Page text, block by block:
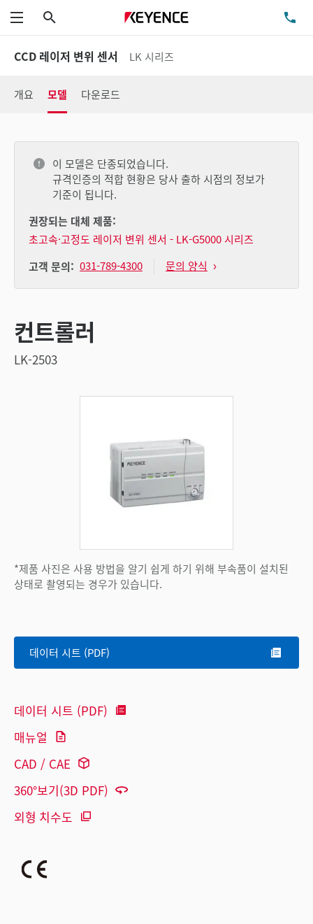
메뉴
CCD 레이저 변위 센서 LK 시리즈
개요 모델 다운로드
이 모델은 단종되었습니다.
규격인증의 적합 현황은 당사 출하 시점의 정보가
기준이 됩니다.
권장되는 대체 제품:
초고속·고정도 레이저 변위 센서 - LK-G5000 시리즈
고객 문의: 031-789-4300 문의 양식
컨트롤러
LK-2503
*제품 사진은 사용 방법을 알기 쉽게 하기 위해 부속품이 설치된
상태로 촬영되는 경우가 있습니다.
데이터 시트 (PDF)
데이터 시트 (PDF)
매뉴얼
CAD / CAE
360°보기(3D PDF)
외형 치수도